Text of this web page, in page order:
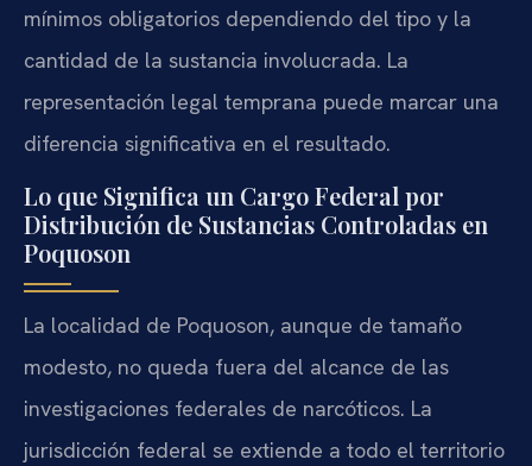
mínimos obligatorios dependiendo del tipo y la
cantidad de la sustancia involucrada. La
representación legal temprana puede marcar una
diferencia significativa en el resultado.
Lo que Significa un Cargo Federal por
Distribución de Sustancias Controladas en
Poquoson
La localidad de Poquoson, aunque de tamaño
modesto, no queda fuera del alcance de las
investigaciones federales de narcóticos. La
jurisdicción federal se extiende a todo el territorio